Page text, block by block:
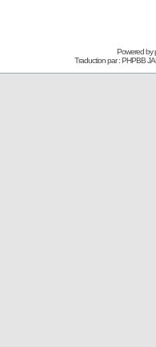
Powered by
Traduction par : PHPBB